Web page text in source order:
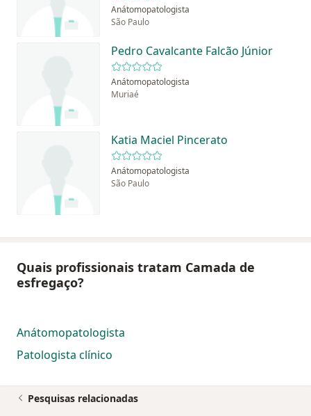
Anátomopatologista
São Paulo
Pedro Cavalcante Falcão Júnior
Anátomopatologista
Muriaé
Katia Maciel Pincerato
Anátomopatologista
São Paulo
Quais profissionais tratam Camada de
esfregaço?
Anátomopatologista
Patologista clínico
Pesquisas relacionadas